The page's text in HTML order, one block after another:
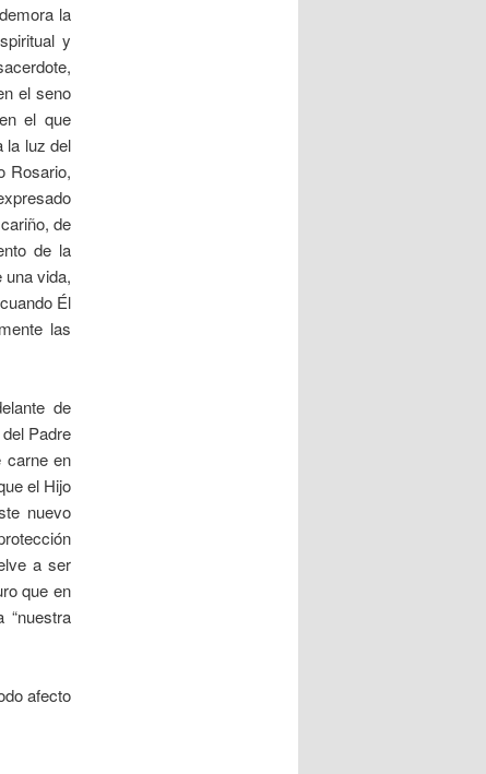
la
y
el seno
el que
la luz del
Rosario,
de
de la
vida,
Él
las
de
Padre
carne en
el Hijo
nuevo
a ser
que en
afecto